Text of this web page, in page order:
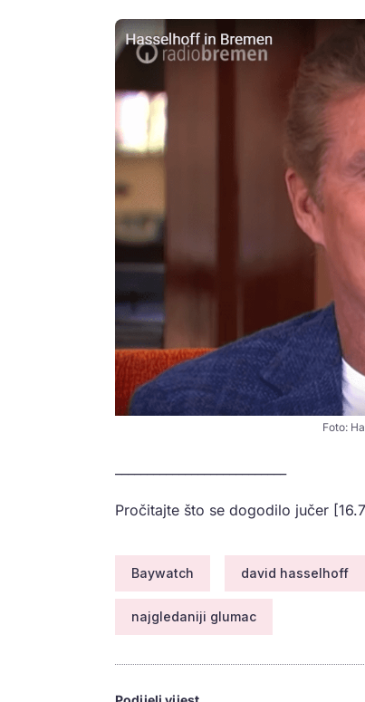
Foto:
Pročitajte što se dogodilo jučer
Baywatch david hasselhoff
najgledaniji glumac